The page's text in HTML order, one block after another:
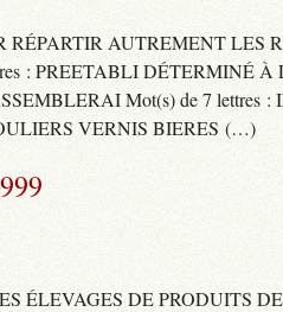
RÉPARTIR AUTREMENT
: PREETABLI DÉTERMINÉ
Mot(s) de 7 lettres
VERNIS BIERES (…)
ÉLEVAGES DE PRODUITS